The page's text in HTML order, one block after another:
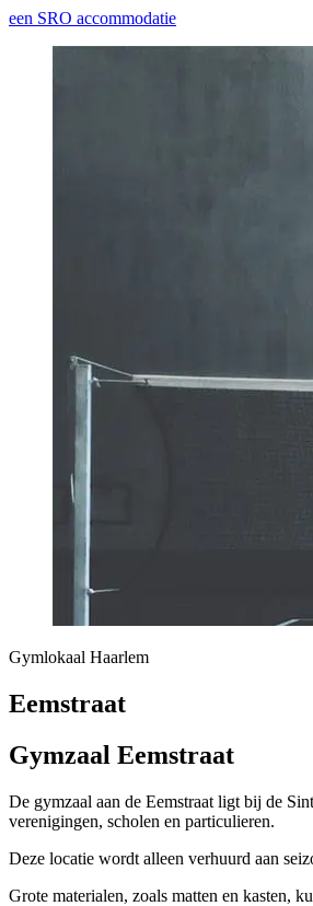
een SRO accommodatie
Gymlokaal Haarlem
Eemstraat
Gymzaal Eemstraat
De gymzaal aan de Eemstraat ligt bij de
verenigingen, scholen en particulieren.
Deze locatie wordt alleen verhuurd aan
Grote materialen, zoals matten en kasten,